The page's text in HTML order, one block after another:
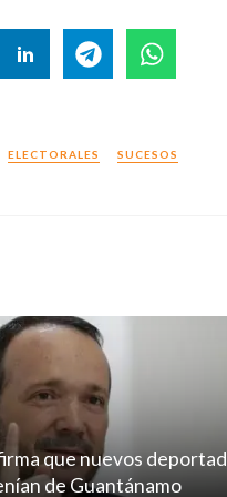
ELECTORALES SUCESOS
que nuevos
de Guantánamo